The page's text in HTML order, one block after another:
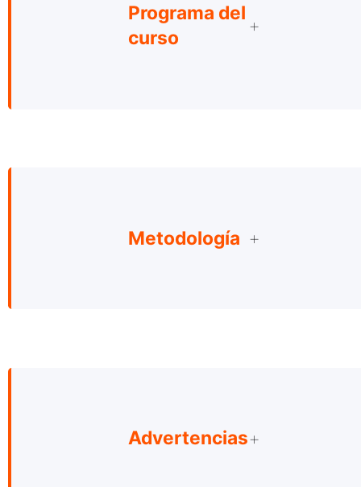
Programa del
curso
Metodología
Advertencias